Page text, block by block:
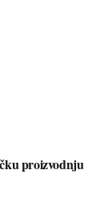
proizvodnju